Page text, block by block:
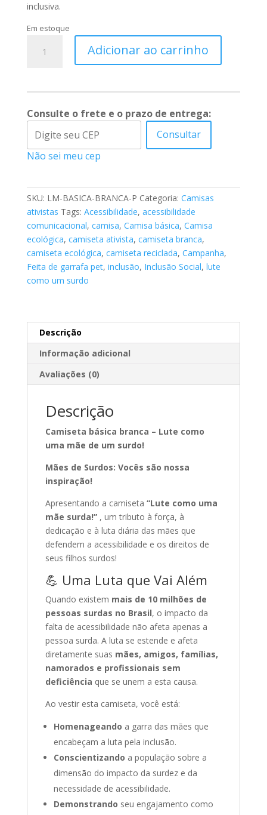
inclusiva.
Em estoque
básica
como
uma
mãe
de
quantidade
Adicionar ao carrinho
Consulte o frete e o prazo de entrega:
Consultar
Não sei meu cep
SKU: LM-BASICA-BRANCA-P Categoria: Camisas
ativistas Tags: Acessibilidade, acessibilidade
comunicacional, camisa, Camisa básica, Camisa
ecológica, camiseta ativista, camiseta branca,
camiseta ecológica, camiseta reciclada, Campanha,
Feita de garrafa pet, inclusão, Inclusão Social, lute
como um surdo
Descrição
Informação adicional
Avaliações (0)
Descrição
Camiseta básica branca – Lute como
uma mãe de um surdo!
Mães de Surdos: Vocês são nossa
inspiração!
Apresentando a camiseta “Lute como uma
mãe surda!”, um tributo à força, à
dedicação e à luta diária das mães que
defendem a acessibilidade e os direitos de
seus filhos surdos!
💪 Uma Luta que Vai Além
Quando existem mais de 10 milhões de
pessoas surdas no Brasil, o impacto da
falta de acessibilidade não afeta apenas a
pessoa surda. A luta se estende e afeta
diretamente suas mães, amigos, famílias,
namorados e profissionais sem
deficiência que se unem a esta causa.
Ao vestir esta camiseta, você está:
Homenageando a garra das mães que
encabeçam a luta pela inclusão.
Conscientizando a população sobre a
dimensão do impacto da surdez e da
necessidade de acessibilidade.
Demonstrando seu engajamento como